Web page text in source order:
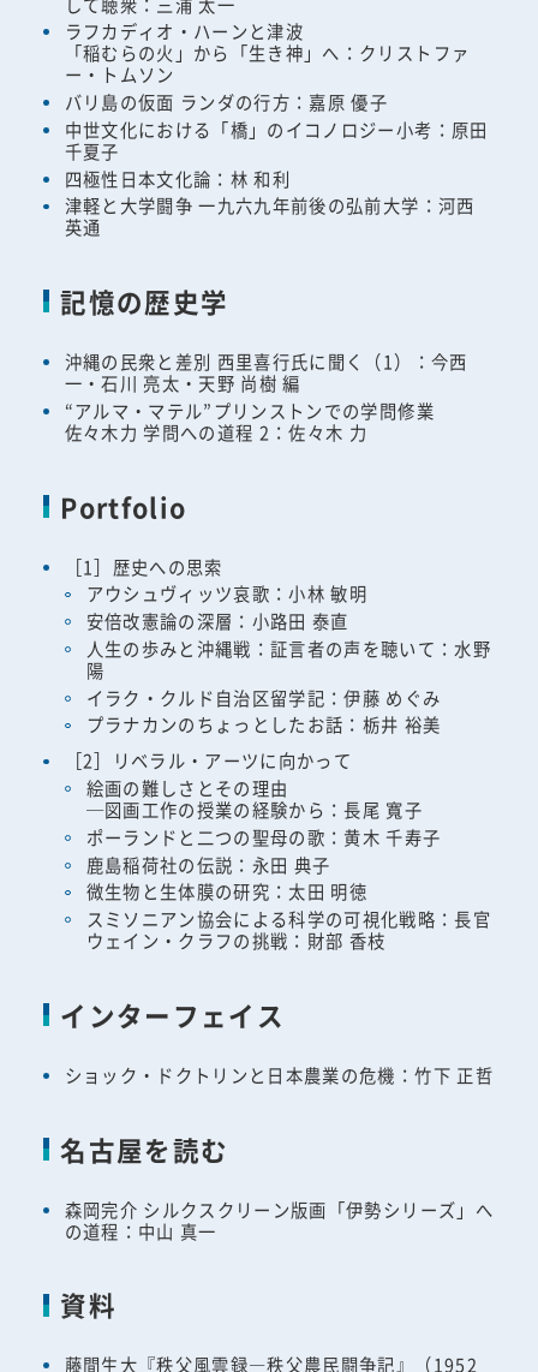
ラフカディオ・ハーンと津波
「稲むらの火」から「生き神」へ：クリストファ
ー・トムソン
バリ島の仮面 ランダの行方：嘉原 優子
中世文化における「橋」のイコノロジー小考：原田
千夏子
四極性日本文化論：林 和利
津軽と大学闘争 一九六九年前後の弘前大学：河西
英通
記憶の歴史学
沖縄の民衆と差別 西里喜行氏に聞く（1）：今西
一・石川 亮太・天野 尚樹 編
“アルマ・マテル”プリンストンでの学問修業
佐々木力 学問への道程 2：佐々木 力
Portfolio
［1］歴史への思索
アウシュヴィッツ哀歌：小林 敏明
安倍改憲論の深層：小路田 泰直
人生の歩みと沖縄戦：証言者の声を聴いて：水野
陽
イラク・クルド自治区留学記：伊藤 めぐみ
プラナカンのちょっとしたお話：栃井 裕美
［2］リベラル・アーツに向かって
絵画の難しさとその理由
─図画工作の授業の経験から：長尾 寬子
ポーランドと二つの聖母の歌：黄木 千寿子
鹿島稲荷社の伝説：永田 典子
微生物と生体膜の研究：太田 明徳
スミソニアン協会による科学の可視化戦略：長官
ウェイン・クラフの挑戦：財部 香枝
インターフェイス
ショック・ドクトリンと日本農業の危機：竹下 正哲
名古屋を読む
森岡完介 シルクスクリーン版画「伊勢シリーズ」へ
の道程：中山 真一
資料
藤間生大『秩父風雲録―秩父農民闘争記』（1952